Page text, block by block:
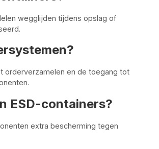
wegglijden tijdens opslag of
orderverzamelen en de toegang tot
ESD-containers?
extra bescherming tegen